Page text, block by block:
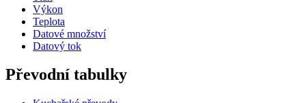
Výkon
Teplota
Datové množství
Datový tok
Převodní tabulky